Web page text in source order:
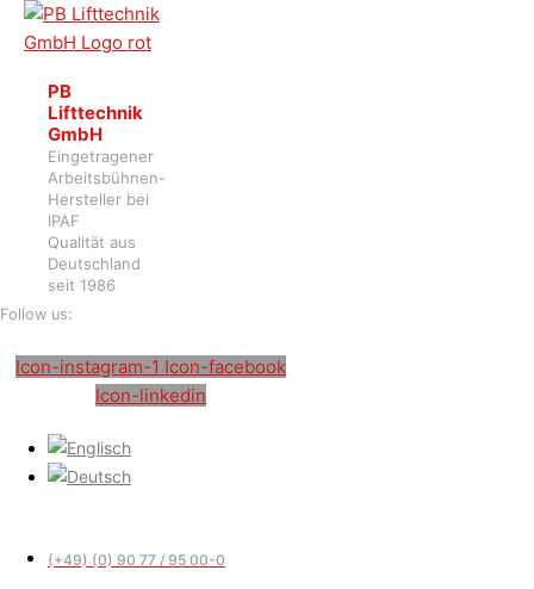
PB
Lifttechnik
GmbH
Eingetragener
Arbeitsbühnen-
Hersteller bei
IPAF
Qualität aus
Deutschland
seit 1986
Follow us:
Icon-instagram-1 Icon-facebook
Icon-linkedin
(+49) (0) 90 77 / 95 00-0